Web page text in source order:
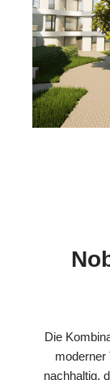
Die
moderner
nachhaltig,